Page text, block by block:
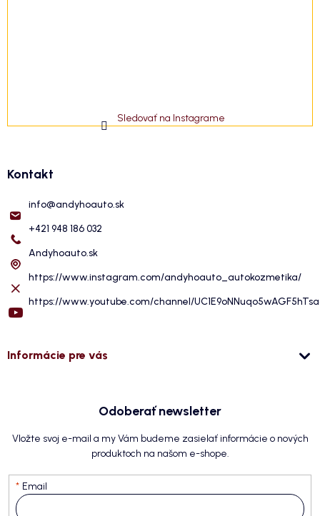
Sledovať na Instagrame
Kontakt
info@andyhoauto.sk
+421 948 186 032
Andyhoauto.sk
https://www.instagram.com/andyhoauto_autokozmetika/
https://www.youtube.com/channel/
Informácie pre vás
Odoberať newsletter
Vložte svoj e-mail a my Vám budeme zasielať informácie o nových
produktoch na našom e-shope.
Email